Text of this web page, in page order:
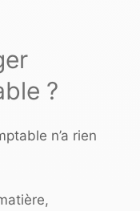
?
n’a rien